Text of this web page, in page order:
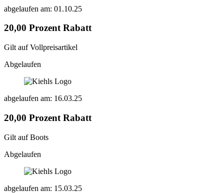
abgelaufen am: 01.10.25
20,00 Prozent Rabatt
Gilt auf Vollpreisartikel
Abgelaufen
abgelaufen am: 16.03.25
20,00 Prozent Rabatt
Gilt auf Boots
Abgelaufen
abgelaufen am: 15.03.25